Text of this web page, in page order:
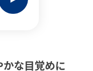
な目覚めに